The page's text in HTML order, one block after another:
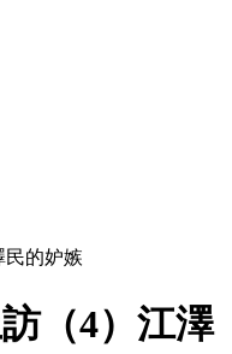
民的妒嫉
（4）江澤